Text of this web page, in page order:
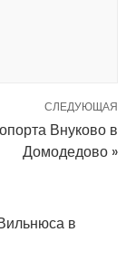
СЛЕДУЮЩАЯ
Внуково в
Домодедово »
в